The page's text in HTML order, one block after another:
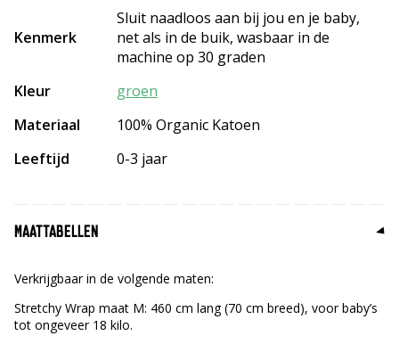
Kenmerk
Sluit naadloos aan bij jou en je baby,
net als in de buik, wasbaar in de
machine op 30 graden
Kleur
groen
Materiaal
100% Organic Katoen
Leeftijd
0-3 jaar
MAATTABELLEN
Verkrijgbaar in de volgende maten:
Stretchy Wrap maat M: 460 cm lang (70 cm breed), voor baby’s
tot ongeveer 18 kilo.